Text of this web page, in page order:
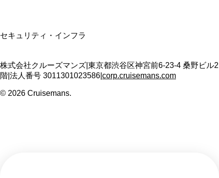
セキュリティ・インフラ
株式会社クルーズマンズ 東京都渋谷区神宮前6-23-4 桑野ビル2
階 法人番号 3011301023586 corp.cruisemans.com
© 2026 Cruisemans.